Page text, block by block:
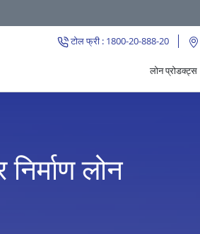
टोल फ्री : 1800-20-888-20
लोन प्रोडक्ट्स
लोन